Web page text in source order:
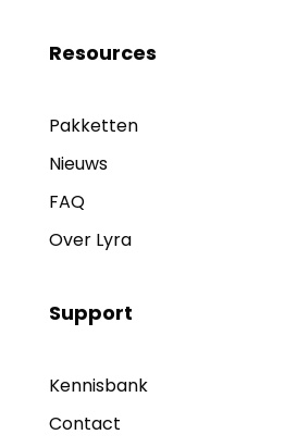
Resources
Pakketten
Nieuws
FAQ
Over Lyra
Support
Kennisbank
Contact